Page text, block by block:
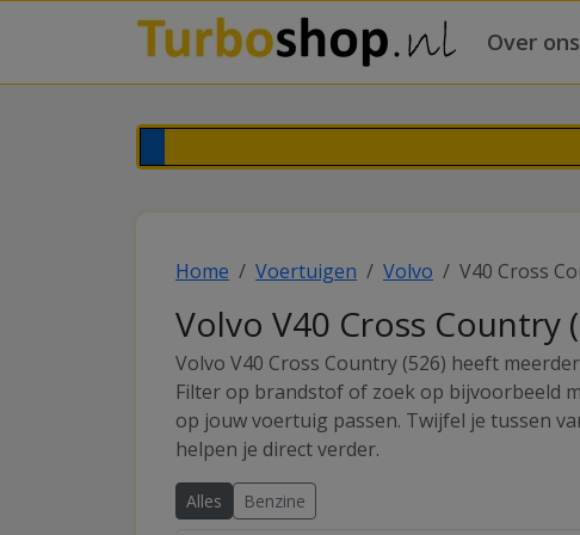
Over ons
Home Voertuigen Volvo V40 Cross
Volvo V40 Cross Country
Volvo V40 Cross Country (526) heeft
Filter op brandstof of zoek op bijvoorbeeld
op jouw voertuig passen. Twijfel je tussen
helpen je direct verder.
Alles Benzine